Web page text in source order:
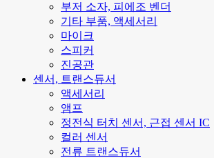
부저 소자, 피에조 벤더
기타 부품, 액세서리
마이크
스피커
진공관
센서, 트랜스듀서
액세서리
앰프
정전식 터치 센서, 근접 센서 IC
컬러 센서
전류 트랜스듀서